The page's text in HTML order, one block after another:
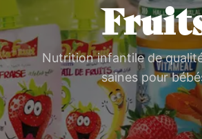
Nutrition infantile de
saines pour